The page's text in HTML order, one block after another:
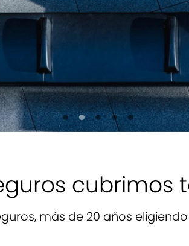
más de 20 años